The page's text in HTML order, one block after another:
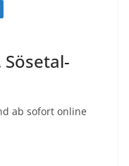
ab sofort online